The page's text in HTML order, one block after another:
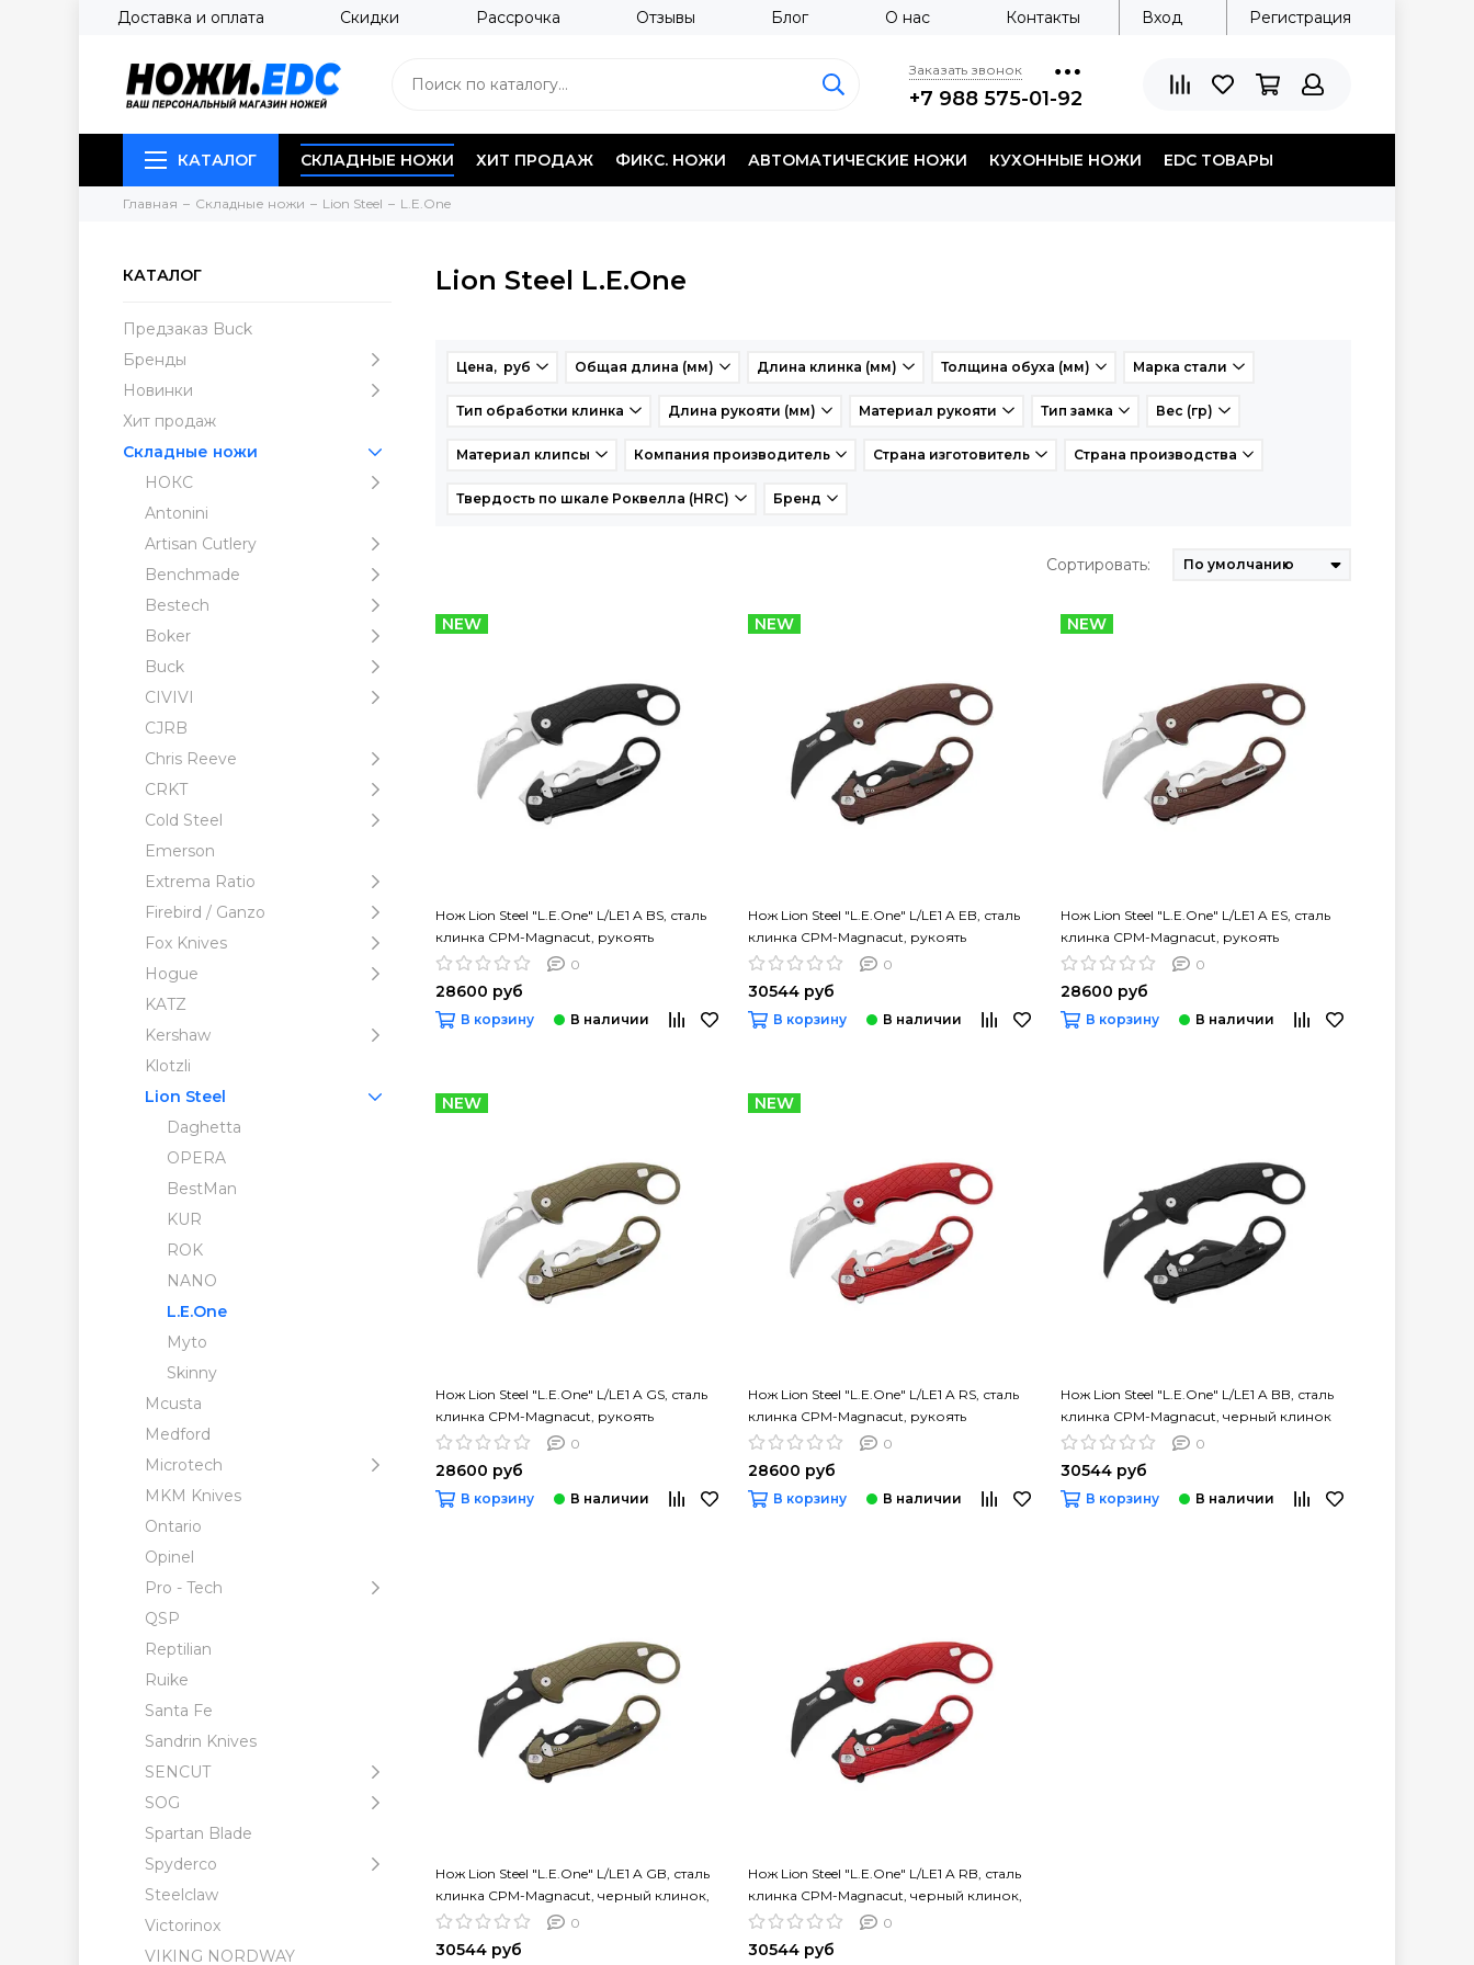
Доставка и оплата Скидки Рассрочка Отзывы Блог О нас Контакты Вход Регистрация
Заказать звонок
+7 988 575-01-92
КАТАЛОГ СКЛАДНЫЕ НОЖИ ХИТ ПРОДАЖ ФИКС. НОЖИ АВТОМАТИЧЕСКИЕ НОЖИ КУХОННЫЕ НОЖИ EDC ТОВАРЫ
Главная Складные ножи Lion Steel L.E.One
КАТАЛОГ
Предзаказ Buck
Бренды
Новинки
Хит продаж
Складные ножи
НОКС
Antonini
Artisan Cutlery
Benchmade
Bestech
Boker
Buck
CIVIVI
CJRB
Chris Reeve
CRKT
Cold Steel
Emerson
Extrema Ratio
Firebird / Ganzo
Fox Knives
Hogue
KATZ
Kershaw
Klotzli
Lion Steel
Daghetta
OPERA
BestMan
KUR
ROK
NANO
L.E.One
Myto
Skinny
Mcusta
Medford
Microtech
MKM Knives
Ontario
Opinel
Pro - Tech
QSP
Reptilian
Ruike
Santa Fe
Sandrin Knives
SENCUT
SOG
Spartan Blade
Spyderco
Steelclaw
Victorinox
VIKING NORDWAY
Lion Steel L.E.One
Цена, руб Общая длина (мм) Длина клинка (мм) Толщина обуха (мм) Марка стали
Тип обработки клинка Длина рукояти (мм) Материал рукояти Тип замка Вес (гр)
Материал клипсы Компания производитель Страна изготовитель Страна производства
Твердость по шкале Роквелла (HRC) Бренд
Сортировать:
NEW
Нож Lion Steel "L.E.One" L/LE1 A BS, сталь
клинка CPM-Magnacut, рукоять
алюминий
0
28600 руб
В корзину
NEW
Нож Lion Steel "L.E.One" L/LE1 A EB, сталь
клинка CPM-Magnacut, рукоять
алюминий
0
30544 руб
В корзину
NEW
Нож Lion Steel "L.E.One" L/LE1 A ES, сталь
клинка CPM-Magnacut, рукоять
алюминий
0
28600 руб
В корзину
NEW
Нож Lion Steel "L.E.One" L/LE1 A GS, сталь
клинка CPM-Magnacut, рукоять
алюминий
0
28600 руб
В корзину
NEW
Нож Lion Steel "L.E.One" L/LE1 A RS, сталь
клинка CPM-Magnacut, рукоять
алюминий
0
28600 руб
В корзину
Нож Lion Steel "L.E.One" L/LE1 A BB, сталь
клинка CPM-Magnacut, черный клинок
0
30544 руб
В корзину
Нож Lion Steel "L.E.One" L/LE1 A GB, сталь
клинка CPM-Magnacut, черный клинок,
зеленая рук.
0
30544 руб
Нож Lion Steel "L.E.One" L/LE1 A RB, сталь
клинка CPM-Magnacut, черный клинок,
красня рук.
0
30544 руб